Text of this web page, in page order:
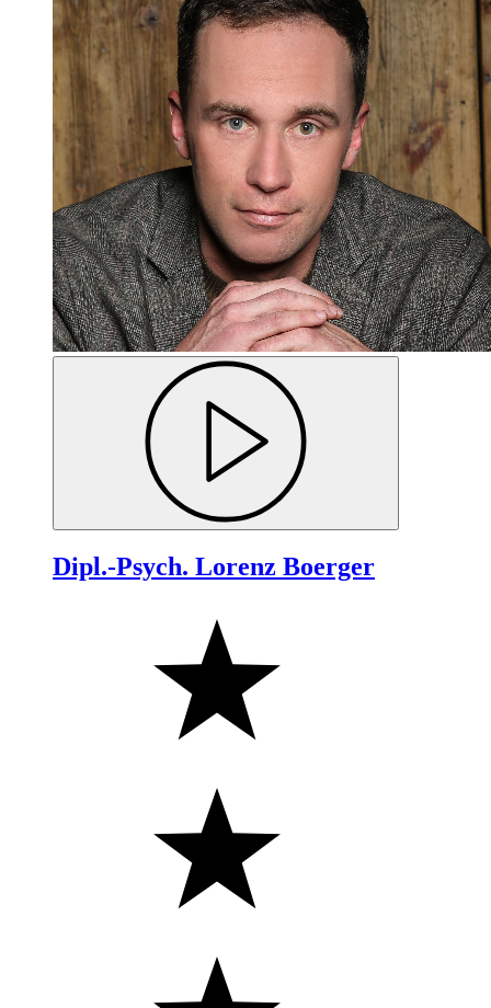
Dipl.-Psych. Lorenz Boerger